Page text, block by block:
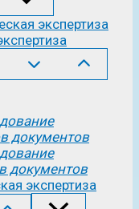
экспертиза
документов
документов
экспертиза